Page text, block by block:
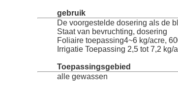
gebruik
De voorgestelde dosering als de
Staat van bevruchting, dosering
Foliaire toepassing4~6 kg/acre,
Irrigatie Toepassing 2,5 tot 7,2
Toepassingsgebied
alle gewassen